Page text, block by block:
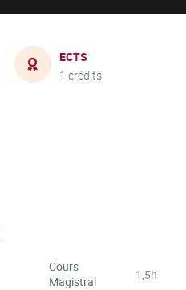
ECTS
1 crédits
Cours
Magistral
1,5h